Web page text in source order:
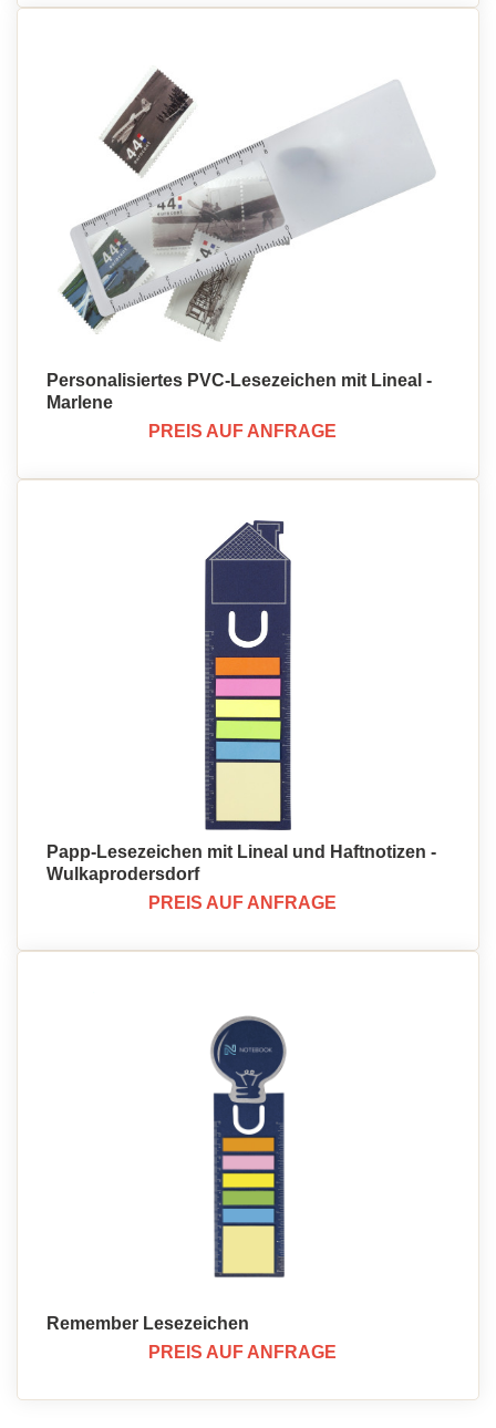
Personalisiertes PVC-Lesezeichen mit Lineal -
Marlene
PREIS AUF ANFRAGE
Papp-Lesezeichen mit Lineal und Haftnotizen -
Wulkaprodersdorf
PREIS AUF ANFRAGE
Remember Lesezeichen
PREIS AUF ANFRAGE